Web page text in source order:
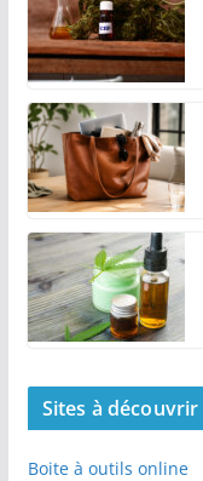
Sites à découvrir
Boite à outils online